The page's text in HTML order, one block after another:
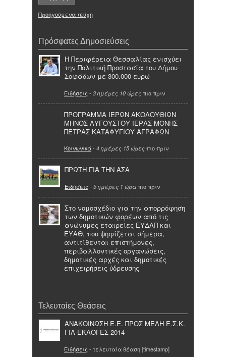
Προηγούμενα τεύχη
Πρόσφατες Δημοσιεύσεις
Η Περιφέρεια Θεσσαλίας ενισχύει
την Πολιτική Προστασία του Δήμου
Σοφάδων με 300.000 ευρώ
Ειδήσεις - 3 ημέρες 10 ώρες πιο πριν
ΠΡΟΓΡΑΜΜΑ ΙΕΡΩΝ ΑΚΟΛΟΥΘΙΩΝ
ΜΗΝΟΣ ΑΥΓΟΥΣΤΟΥ ΙΕΡΑΣ ΜΟΝΗΣ
ΠΕΤΡΑΣ ΚΑΤΑΦΥΓΙΟΥ ΑΓΡΑΦΩΝ
Κοινωνικά- 4 ημέρες 15 ώρες πιο πριν
ΠΡΩΤΗ ΓΙΑ ΤΗΝ ΑΣΑ
Ειδήσεις - 5 ημέρες 1 ώρα πιο πριν
Στο νομοσχέδιο για την απορρόφηση
των δημοτικών φορέων από τις
ανώνυμες εταιρείες ΕΥΔΑΠ και
ΕΥΑΘ, που ψηφίζεται σήμερα,
αντιτίθενται επιστήμονες,
περιβαλλοντικές οργανώσεις,
δημοτικές αρχές και δημοτικές
επιχειρήσεις ύδρευσης
Τελευταίες Θεάσεις
ΑΝΑΚΟΙΝΩΣΗ Ε.Ε. ΠΡΟΣ ΜΕΛΗ Ε.Σ.Κ.
ΓΙΑ ΕΚΛΟΓΕΣ 2014
Ειδήσεις - τελευταία θέαση [timestamp]